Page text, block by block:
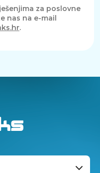
za poslovne
nas na e-mail
.